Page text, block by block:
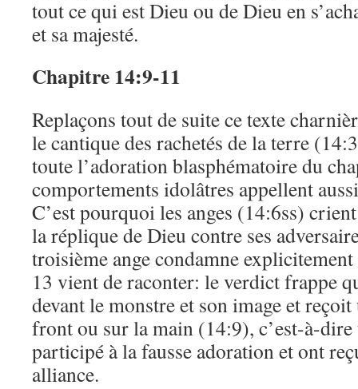
tout ce qui est Dieu ou de Dieu en
et sa majesté.
Chapitre 14:9-11
Replaçons tout de suite ce texte
le cantique des rachetés de la terre
toute l’adoration blasphématoire du
comportements idolâtres appellent
C’est pourquoi les anges (14:6ss)
la réplique de Dieu contre ses
troisième ange condamne
13 vient de raconter: le verdict frappe
devant le monstre et son image et
front ou sur la main (14:9), c’est-à-
participé à la fausse adoration et ont
alliance.